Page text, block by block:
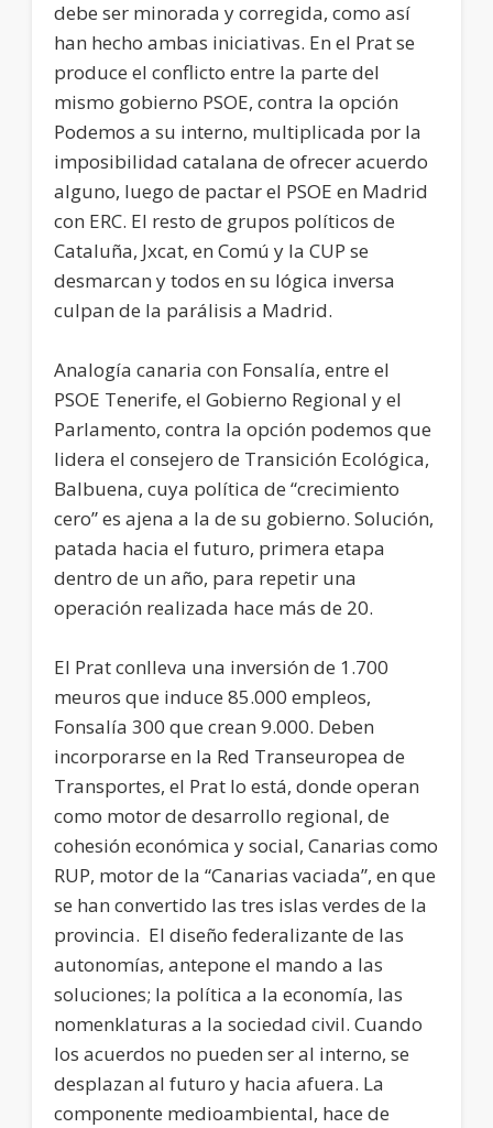
debe ser minorada y corregida, como así
han hecho ambas iniciativas. En el Prat se
produce el conflicto entre la parte del
mismo gobierno PSOE, contra la opción
Podemos a su interno, multiplicada por la
imposibilidad catalana de ofrecer acuerdo
alguno, luego de pactar el PSOE en Madrid
con ERC. El resto de grupos políticos de
Cataluña, Jxcat, en Comú y la CUP se
desmarcan y todos en su lógica inversa
culpan de la parálisis a Madrid.
Analogía canaria con Fonsalía, entre el
PSOE Tenerife, el Gobierno Regional y el
Parlamento, contra la opción podemos que
lidera el consejero de Transición Ecológica,
Balbuena, cuya política de “crecimiento
cero” es ajena a la de su gobierno. Solución,
patada hacia el futuro, primera etapa
dentro de un año, para repetir una
operación realizada hace más de 20.
El Prat conlleva una inversión de 1.700
meuros que induce 85.000 empleos,
Fonsalía 300 que crean 9.000. Deben
incorporarse en la Red Transeuropea de
Transportes, el Prat lo está, donde operan
como motor de desarrollo regional, de
cohesión económica y social, Canarias como
RUP, motor de la “Canarias vaciada”, en que
se han convertido las tres islas verdes de la
provincia. El diseño federalizante de las
autonomías, antepone el mando a las
soluciones; la política a la economía, las
nomenklaturas a la sociedad civil. Cuando
los acuerdos no pueden ser al interno, se
desplazan al futuro y hacia afuera. La
componente medioambiental, hace de